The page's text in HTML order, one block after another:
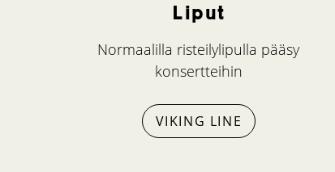
Liput
Normaalilla risteilylipulla pääsy
konsertteihin
VIKING LINE